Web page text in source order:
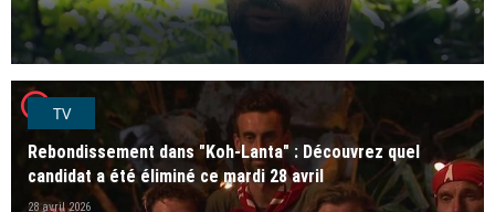
player2TV
Rebondissement dans "Koh-Lanta" : Découvrez quel
candidat a été éliminé ce mardi 28 avril
28 avril 2026